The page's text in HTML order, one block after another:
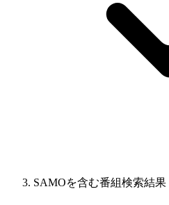
SAMOを含む番組検索結果